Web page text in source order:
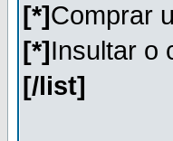
[*]Comprar
[*]Insultar o
[/list]